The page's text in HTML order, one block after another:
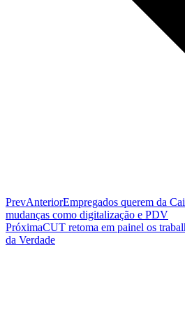
PrevAnteriorEmpregados querem da
mudanças como digitalização e PDV
PróximaCUT retoma em painel os
da Verdade